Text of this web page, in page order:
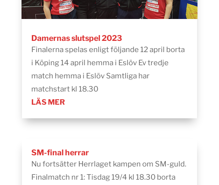
Damernas slutspel 2023
Finalerna spelas enligt följande 12 april borta
i Köping 14 april hemma i Eslöv Ev tredje
match hemma i Eslöv Samtliga har
matchstart kl 18.30
LÄS MER
SM-final herrar
Nu fortsätter Herrlaget kampen om SM-guld.
Finalmatch nr 1: Tisdag 19/4 kl 18.30 borta